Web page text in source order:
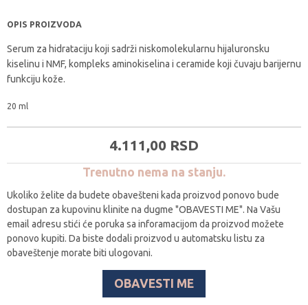
OPIS PROIZVODA
Serum za hidrataciju koji sadrži niskomolekularnu hijaluronsku
kiselinu i NMF, kompleks aminokiselina i ceramide koji čuvaju barijernu
funkciju kože.
20 ml
4.111,00 RSD
Trenutno nema na stanju.
Ukoliko želite da budete obavešteni kada proizvod ponovo bude
dostupan za kupovinu klinite na dugme "OBAVESTI ME". Na Vašu
email adresu stići će poruka sa inforamacijom da proizvod možete
ponovo kupiti. Da biste dodali proizvod u automatsku listu za
obaveštenje morate biti ulogovani.
OBAVESTI ME